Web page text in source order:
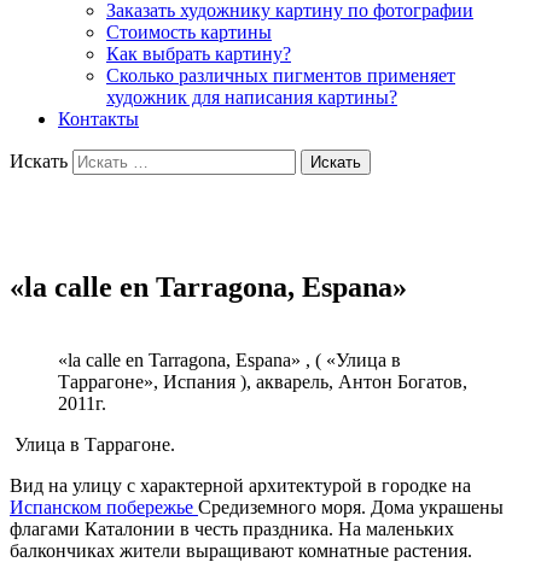
Заказать художнику картину по фотографии
Стоимость картины
Как выбрать картину?
Сколько различных пигментов применяет
художник для написания картины?
Контакты
Искать
«la calle en Tarragona, Espana»
«la calle en Tarragona, Espana» , ( «Улица в
Таррагоне», Испания ), акварель, Антон Богатов,
2011г.
Улица в Таррагоне.
Вид на улицу с характерной архитектурой в городке на
Испанском побережье Средиземного моря. Дома украшены
флагами Каталонии в честь праздника. На маленьких
балкончиках жители выращивают комнатные растения.